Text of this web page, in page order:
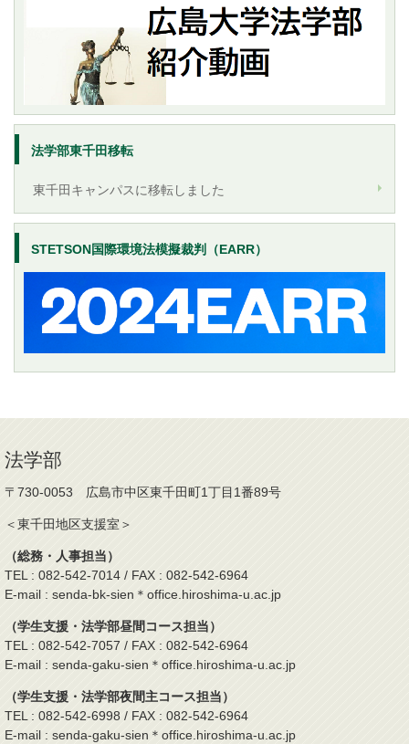
法学部東千田移転
東千田キャンパスに移転しました
STETSON国際環境法模擬裁判（EARR）
法学部
〒730-0053 広島市中区東千田町1丁目1番89号
＜東千田地区支援室＞
（総務・人事担当）
TEL : 082-542-7014 / FAX : 082-542-6964
E-mail : senda-bk-sien＊office.hiroshima-u.ac.jp
（学生支援・法学部昼間コース担当）
TEL : 082-542-7057 / FAX : 082-542-6964
E-mail : senda-gaku-sien＊office.hiroshima-u.ac.jp
（学生支援・法学部夜間主コース担当）
TEL : 082-542-6998 / FAX : 082-542-6964
E-mail : senda-gaku-sien＊office.hiroshima-u.ac.jp